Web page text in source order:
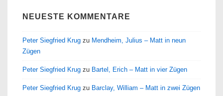
NEUESTE KOMMENTARE
Peter Siegfried Krug zu Mendheim, Julius – Matt in neun
Zügen
Peter Siegfried Krug zu Bartel, Erich – Matt in vier Zügen
Peter Siegfried Krug zu Barclay, William – Matt in zwei Zügen